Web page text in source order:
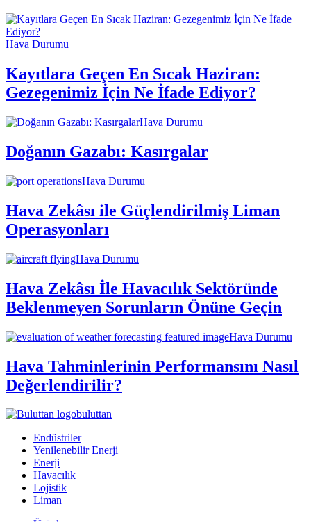
Hava Durumu
Kayıtlara Geçen En Sıcak Haziran:
Gezegenimiz İçin Ne İfade Ediyor?
Hava Durumu
Doğanın Gazabı: Kasırgalar
Hava Durumu
Hava Zekâsı ile Güçlendirilmiş Liman
Operasyonları
Hava Durumu
Hava Zekâsı İle Havacılık Sektöründe
Beklenmeyen Sorunların Önüne Geçin
Hava Durumu
Hava Tahminlerinin Performansını Nasıl
Değerlendirilir?
buluttan
Endüstriler
Yenilenebilir Enerji
Enerji
Havacılık
Lojistik
Liman